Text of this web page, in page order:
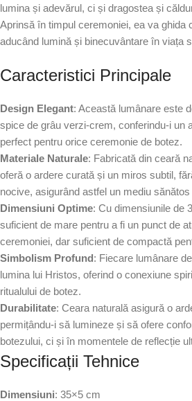
lumina și adevărul, ci și dragostea și
Aprinsă în timpul ceremoniei, ea va ghida
aducând lumină și binecuvântare în viața
Caracteristici Principale
Design Elegant: Această lumânare este
spice de grâu verzi-crem, conferindu-i un
perfect pentru orice ceremonie de botez.
Materiale Naturale: Fabricată din ceară
oferă o ardere curată și un miros subtil,
nocive, asigurând astfel un mediu
Dimensiuni Optime: Cu dimensiunile de
suficient de mare pentru a fi un punct de
ceremoniei, dar suficient de compactă
Simbolism Profund: Fiecare lumânare
lumina lui Hristos, oferind o conexiune
ritualului de botez.
Durabilitate: Ceara naturală asigură o
permițându-i să lumineze și să ofere
botezului, ci și în momentele de reflecție
Specificații Tehnice
Dimensiuni: 35×5 cm